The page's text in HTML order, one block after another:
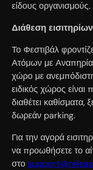
είδους οργανισμούς.
Διάθεση
Το Φεστιβάλ
Ατόμων με
χώρο με
ειδικός χώρος είναι
διαθέτει καθίσματα,
δωρεάν parking.
Για την αγορά
να προωθήσετε το
στο